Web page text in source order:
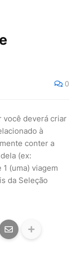
0
você deverá criar
à
conter a
(ex:
(uma) viagem
da Seleção